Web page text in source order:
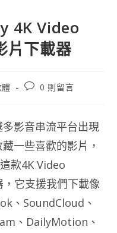
4K Video
片下載器
文
論：
0 則留言
影音串流平台出現
一些喜歡的影片，
款4K Video
它支援我們下載像
、SoundCloud、
、DailyMotion、